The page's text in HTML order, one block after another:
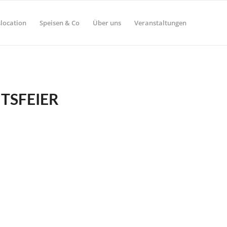
Speisen & Co Über uns Veranstaltungen